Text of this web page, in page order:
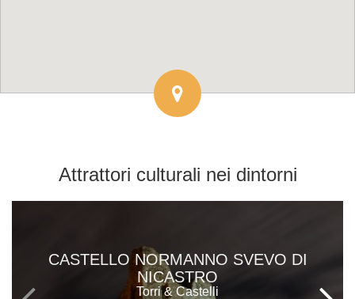
Attrattori culturali nei dintorni
CASTELLO NORMANNO SVEVO DI
NICASTRO
Torri & Castelli